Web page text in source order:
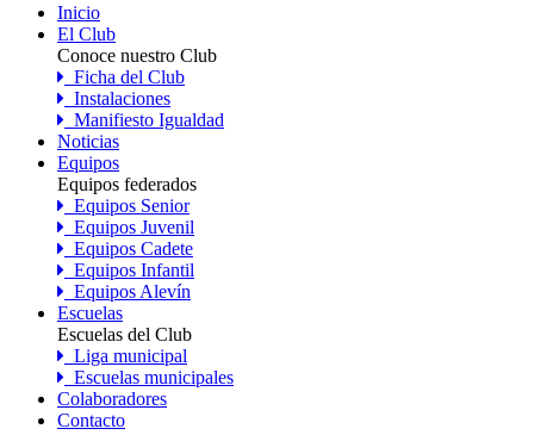
Inicio
El Club
Conoce nuestro Club
Ficha del Club
Instalaciones
Manifiesto Igualdad
Noticias
Equipos
Equipos federados
Equipos Senior
Equipos Juvenil
Equipos Cadete
Equipos Infantil
Equipos Alevín
Escuelas
Escuelas del Club
Liga municipal
Escuelas municipales
Colaboradores
Contacto